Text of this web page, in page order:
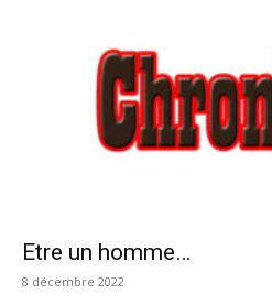
Etre un homme…
8 décembre 2022